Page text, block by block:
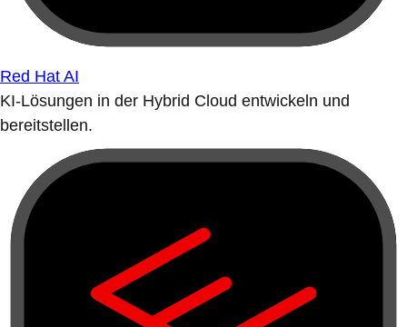
Red Hat AI
KI-Lösungen in der Hybrid Cloud entwickeln und
bereitstellen.